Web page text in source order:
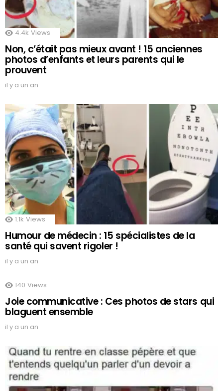
4.4k Views
Non, c’était pas mieux avant ! 15 anciennes
photos d’enfants et leurs parents qui le
prouvent
il y a un an
1.1k Views
Humour de médecin : 15 spécialistes de la
santé qui savent rigoler !
il y a un an
140 Views
Joie communicative : Ces photos de stars qui
blaguent ensemble
il y a un an